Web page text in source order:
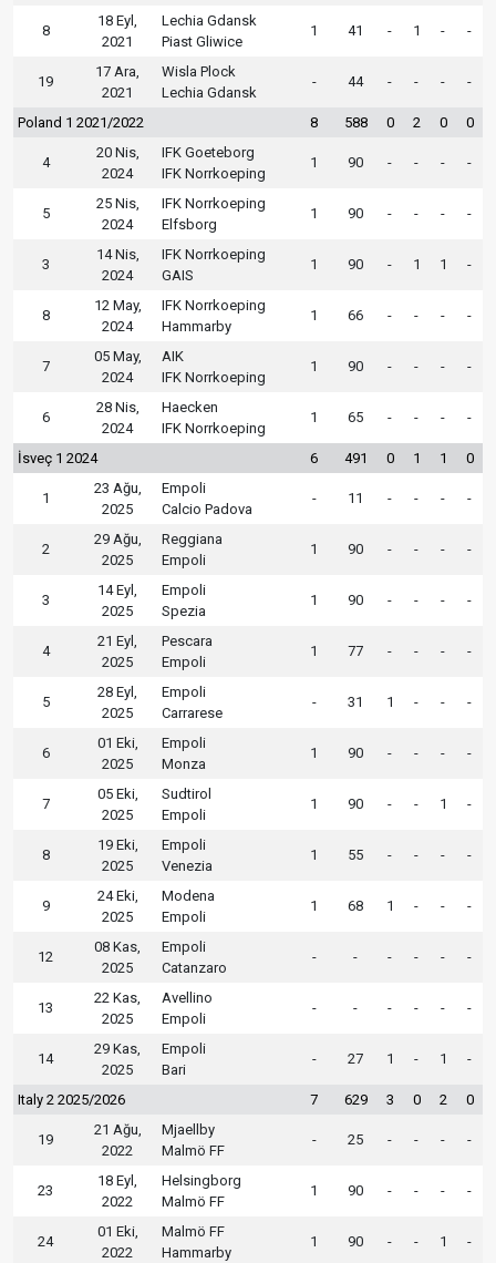
8
18 Eyl,
2021
Lechia Gdansk
Piast Gliwice
1 41 - 1 - -
19
17 Ara,
2021
Wisla Plock
Lechia Gdansk
- 44 - - - -
Poland 1 2021/2022 8 588 0 2 0 0
4
20 Nis,
2024
IFK Goeteborg
IFK Norrkoeping
1 90 - - - -
5
25 Nis,
2024
IFK Norrkoeping
Elfsborg
1 90 - - - -
3
14 Nis,
2024
IFK Norrkoeping
GAIS
1 90 - 1 1 -
8
12 May,
2024
IFK Norrkoeping
Hammarby
1 66 - - - -
7
05 May,
2024
AIK
IFK Norrkoeping
1 90 - - - -
6
28 Nis,
2024
Haecken
IFK Norrkoeping
1 65 - - - -
İsveç 1 2024 6 491 0 1 1 0
1
23 Ağu,
2025
Empoli
Calcio Padova
- 11 - - - -
2
29 Ağu,
2025
Reggiana
Empoli
1 90 - - - -
3
14 Eyl,
2025
Empoli
Spezia
1 90 - - - -
4
21 Eyl,
2025
Pescara
Empoli
1 77 - - - -
5
28 Eyl,
2025
Empoli
Carrarese
- 31 1 - - -
6
01 Eki,
2025
Empoli
Monza
1 90 - - - -
7
05 Eki,
2025
Sudtirol
Empoli
1 90 - - 1 -
8
19 Eki,
2025
Empoli
Venezia
1 55 - - - -
9
24 Eki,
2025
Modena
Empoli
1 68 1 - - -
12
08 Kas,
2025
Empoli
Catanzaro
- - - - - -
13
22 Kas,
2025
Avellino
Empoli
- - - - - -
14
29 Kas,
2025
Empoli
Bari
- 27 1 - 1 -
Italy 2 2025/2026 7 629 3 0 2 0
19
21 Ağu,
2022
Mjaellby
Malmö FF
- 25 - - - -
23
18 Eyl,
2022
Helsingborg
Malmö FF
1 90 - - - -
24
01 Eki,
2022
Malmö FF
Hammarby
1 90 - - 1 -